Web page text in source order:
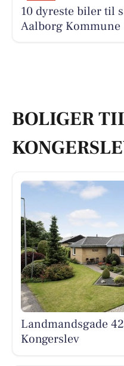
10 dyreste biler til
Aalborg Kommune
BOLIGER
Landmandsgade
Kongerslev